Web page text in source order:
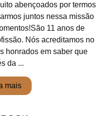
abençoados por termos
juntos nessa missão
11 anos de
Nós acreditamos no
honrados em saber que
da ...
mais